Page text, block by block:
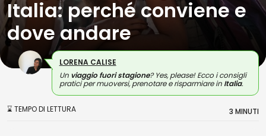
Italia: perché conviene e
dove andare
LORENA CALISE
Un viaggio fuori stagione? Yes, please! Ecco i consigli
pratici per muoversi, prenotare e risparmiare in Italia.
⌛ TEMPO DI LETTURA 3 MINUTI